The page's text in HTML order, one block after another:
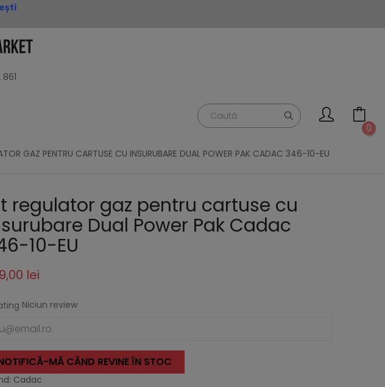
0
GAZ PENTRU CARTUSE CU INSURUBARE DUAL POWER PAK CADAC 346-10-EU
regulator gaz pentru cartuse cu
Dual Power Pak Cadac
10-EU
lei
Niciun review
MĂ CÂND REVINE ÎN STOC
Cadac